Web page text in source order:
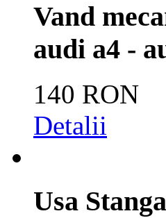
Vand
audi a4 -
140 RON
Detalii
Usa